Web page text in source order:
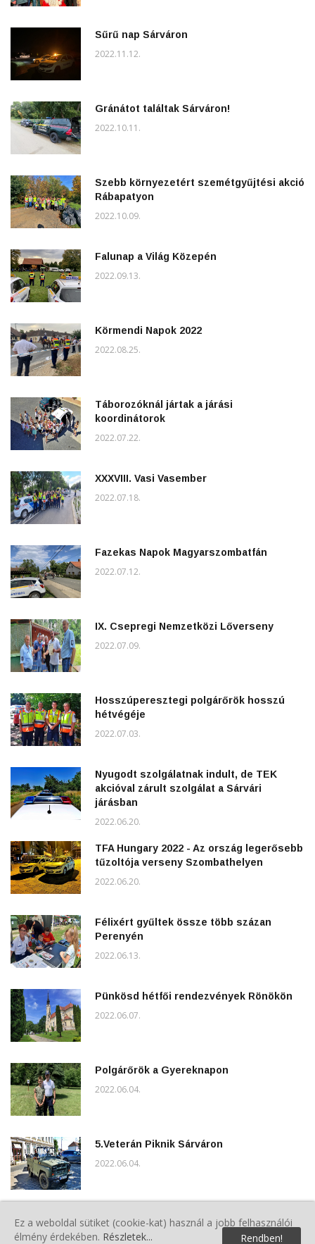
Sűrű nap Sárváron
2022.11.12.
Gránátot találtak Sárváron!
2022.10.11.
Szebb környezetért szemétgyűjtési akció
Rábapatyon
2022.10.09.
Falunap a Világ Közepén
2022.09.13.
Körmendi Napok 2022
2022.08.25.
Táborozóknál jártak a járási
koordinátorok
2022.07.22.
XXXVIII. Vasi Vasember
2022.07.18.
Fazekas Napok Magyarszombatfán
2022.07.12.
IX. Csepregi Nemzetközi Lőverseny
2022.07.09.
Hosszúperesztegi polgárőrök hosszú
hétvégéje
2022.07.03.
Nyugodt szolgálatnak indult, de TEK
akcióval zárult szolgálat a Sárvári
járásban
2022.06.20.
TFA Hungary 2022 - Az ország legerősebb
tűzoltója verseny Szombathelyen
2022.06.20.
Félixért gyűltek össze több százan
Perenyén
2022.06.13.
Pünkösd hétfői rendezvények Rönökön
2022.06.07.
Polgárőrök a Gyereknapon
2022.06.04.
5.Veterán Piknik Sárváron
2022.06.04.
Közgyűlés Sárváron
2022.06.04.
Ez a weboldal sütiket (cookie-kat) használ a jobb felhasználói
élmény érdekében. Részletek... Rendben!